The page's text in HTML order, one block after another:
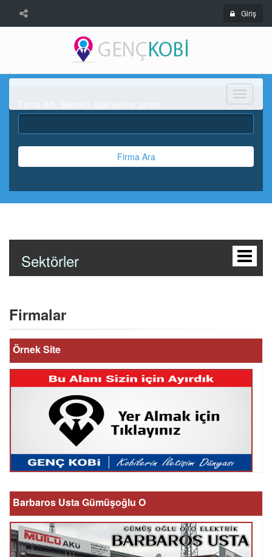
Giriş
Menü
Firma Ara
Sektörler
Firmalar
Örnek Site
Barbaros Usta Gümüşoğlu O